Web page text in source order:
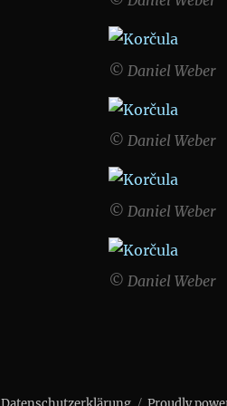
© Daniel Weber
© Daniel Weber
© Daniel Weber
© Daniel Weber